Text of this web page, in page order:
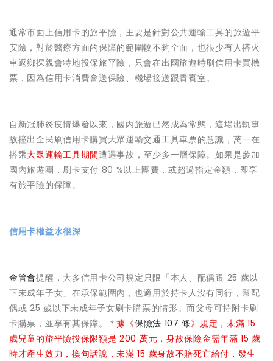
通常市面上信用卡的旅平險，主要是針對公共運輸工具的旅遊平
安險，對於醫療方面的保障的範圍較不夠全面，也很少有人搭火
車返鄉探親會特地投保旅平險，只會在出國旅遊時刷信用卡買機
票，因為信用卡消費會送保險、機場接送跟貴賓室。
自新冠肺炎疫情爆發以來，國內旅遊已然成為常態，這場出軌事
故撞出全民刷信用卡購買大眾運輸交通工具車票的意識，萬一在
搭乘大眾運輸工具期間遭遇事故，至少多一層保障。如果是參加
國內旅遊團，刷卡支付 80 %以上團費，或超過指定金額，即享
有旅平險的保障。
信用卡權益水很深
金管會提醒，大多信用卡公司規定只限「本人、配偶跟 25 歲以
下未成年子女」在承保範圍內，也適用於持卡人沒有同行，幫配
偶或 25 歲以下未成年子女刷卡購票的情形。而父母可持附卡刷
卡購票，並享有其保障。＊據《保險法 107 條》規定，未滿 15
歲兒童的旅平險投保限額是 200 萬元，身故保險金需年滿 15 歲
時才產生效力，換句話說，未滿 15 歲身故不賠死亡給付，發生